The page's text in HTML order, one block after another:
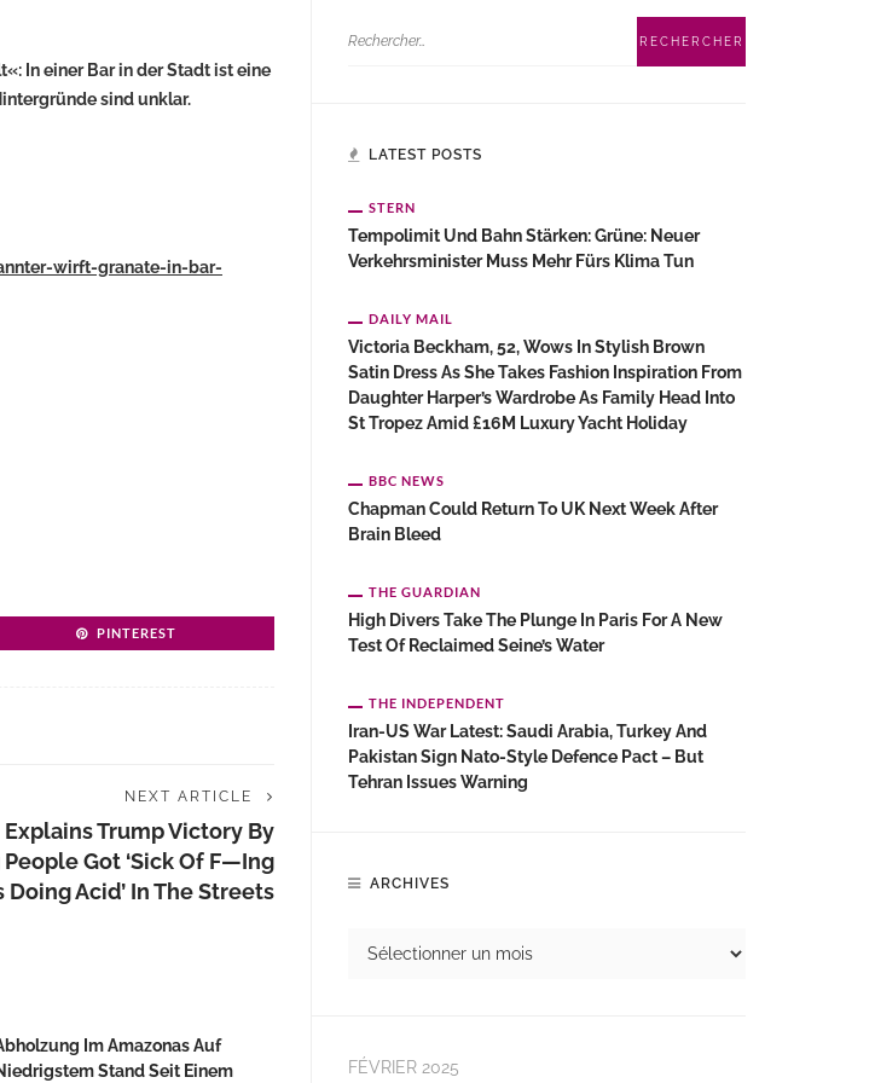
In einer Bar in der Stadt ist eine
sind unklar.
wirft-granate-in-bar-
PINTEREST
NEXT ARTICLE
Trump Victory By
People Got ‘sick Of F—Ing
Doing Acid’ In The Streets
Im Amazonas Auf
Stand Seit Einem
LATEST POSTS
STERN
Tempolimit Und Bahn Stärken: Grüne: Neuer
Verkehrsminister Muss Mehr Fürs Klima Tun
DAILY MAIL
Victoria Beckham, 52, Wows In Stylish Brown
Satin Dress As She Takes Fashion Inspiration From
Daughter Harper’s Wardrobe As Family Head Into
St Tropez Amid £16M Luxury Yacht Holiday
BBC NEWS
Chapman Could Return To UK Next Week After
Brain Bleed
THE GUARDIAN
High Divers Take The Plunge In Paris For A New
Test Of Reclaimed Seine’s Water
THE INDEPENDENT
Iran-US War Latest: Saudi Arabia, Turkey And
Pakistan Sign Nato-Style Defence Pact – But
Tehran Issues Warning
ARCHIVES
FÉVRIER 2025